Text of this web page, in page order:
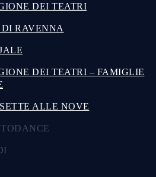
DEI TEATRI
DI RAVENNA
DEI TEATRI – FAMIGLIE
ALLE NOVE